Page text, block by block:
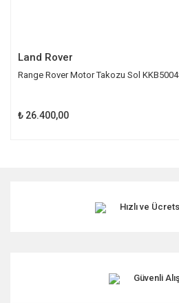
Land Rover
Range Rover Motor Takozu Sol
₺ 26.400,00
Hızlı ve
Güvenli